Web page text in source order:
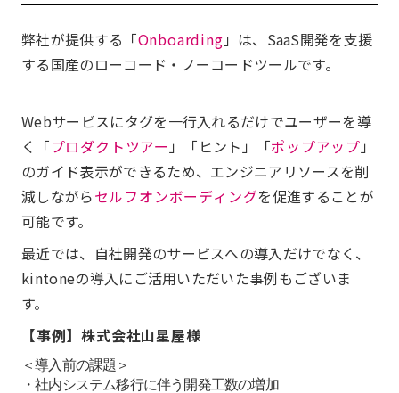
弊社が提供する「Onboarding 」は、SaaS開発を支援
する国産のローコード・ノーコードツールです。
Webサービスにタグを一行入れるだけでユーザーを導
く「プロダクトツアー 」「ヒント」「ポップアップ 」
のガイド表示ができるため、エンジニアリソースを削
減しながらセルフオンボーディングを促進することが
可能です。
最近では、自社開発のサービスへの導入だけでなく、
kintoneの導入にご活用いただいた事例もございま
す。
【事例】株式会社山星屋様
＜導入前の課題＞
・社内システム移行に伴う開発工数の増加